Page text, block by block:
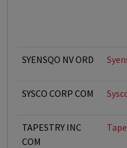
SYENSQO NV ORD
SYSCO CORP COM
TAPESTRY INC
COM